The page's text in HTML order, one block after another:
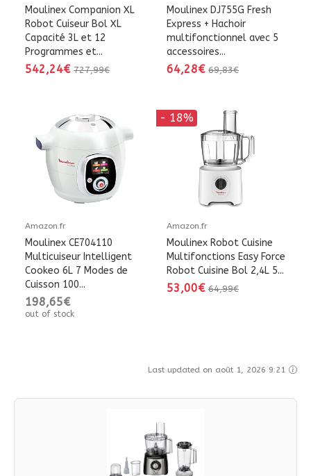
Moulinex Companion XL
Robot Cuiseur Bol XL
Capacité 3L et 12
Programmes et...
542,24€ 727,99€
Moulinex DJ755G Fresh
Express + Hachoir
multifonctionnel avec 5
accessoires...
64,28€ 69,83€
Amazon.fr
Moulinex CE704110
Multicuiseur Intelligent
Cookeo 6L 7 Modes de
Cuisson 100...
198,65€
out of stock
- 18%
Amazon.fr
Moulinex Robot Cuisine
Multifonctions Easy Force
Robot Cuisine Bol 2,4L 5...
53,00€ 64,99€
Last updated on août 1, 2026 9:21